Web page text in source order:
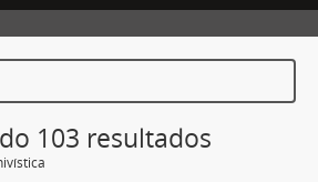
103 resultados